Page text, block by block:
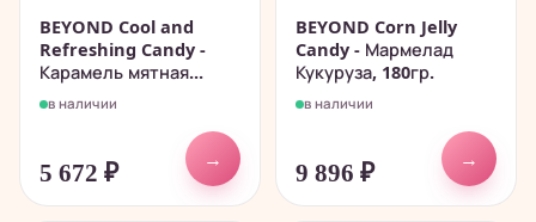
BEYOND Cool and
Refreshing Candy -
Карамель мятная...
в наличии
5 672 ₽
→
BEYOND Corn Jelly
Candy - Мармелад
Кукуруза, 180гр.
в наличии
9 896 ₽
→